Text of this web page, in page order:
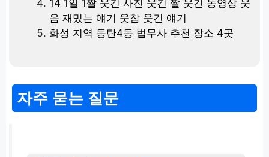
14 1일 1짤 웃긴 사진 웃긴 짤 웃긴 동영상 웃
음 재밌는 얘기 웃참 웃긴 얘기
화성 지역 동탄4동 법무사 추천 장소 4곳
자주 묻는 질문